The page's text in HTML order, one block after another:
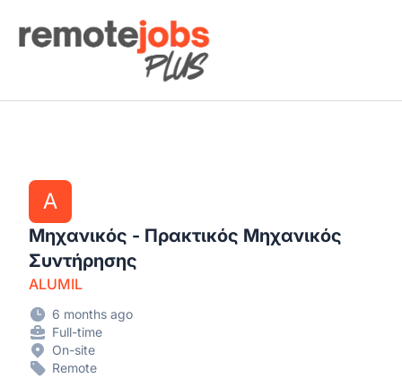
Remote Jobs Plus
A
Μηχανικός - Πρακτικός Μηχανικός
Συντήρησης
ALUMIL
6 months ago
Full-time
On-site
Remote